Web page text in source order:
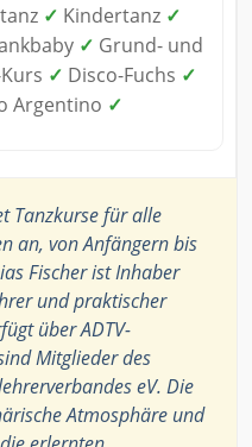
✓ Kindertanz ✓
✓ Grund- und
✓ Disco-Fuchs ✓
Argentino ✓
Tanzkurse für alle
an, von Anfängern bis
Fischer ist Inhaber
und praktischer
über ADTV-
Mitglieder des
eV. Die
Atmosphäre und